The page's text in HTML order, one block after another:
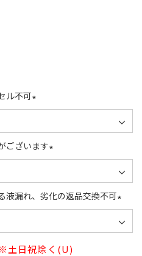
ル不可
須
)
ございます
須
)
液漏れ、劣化の返品交換不可
必
土日祝除く(U)